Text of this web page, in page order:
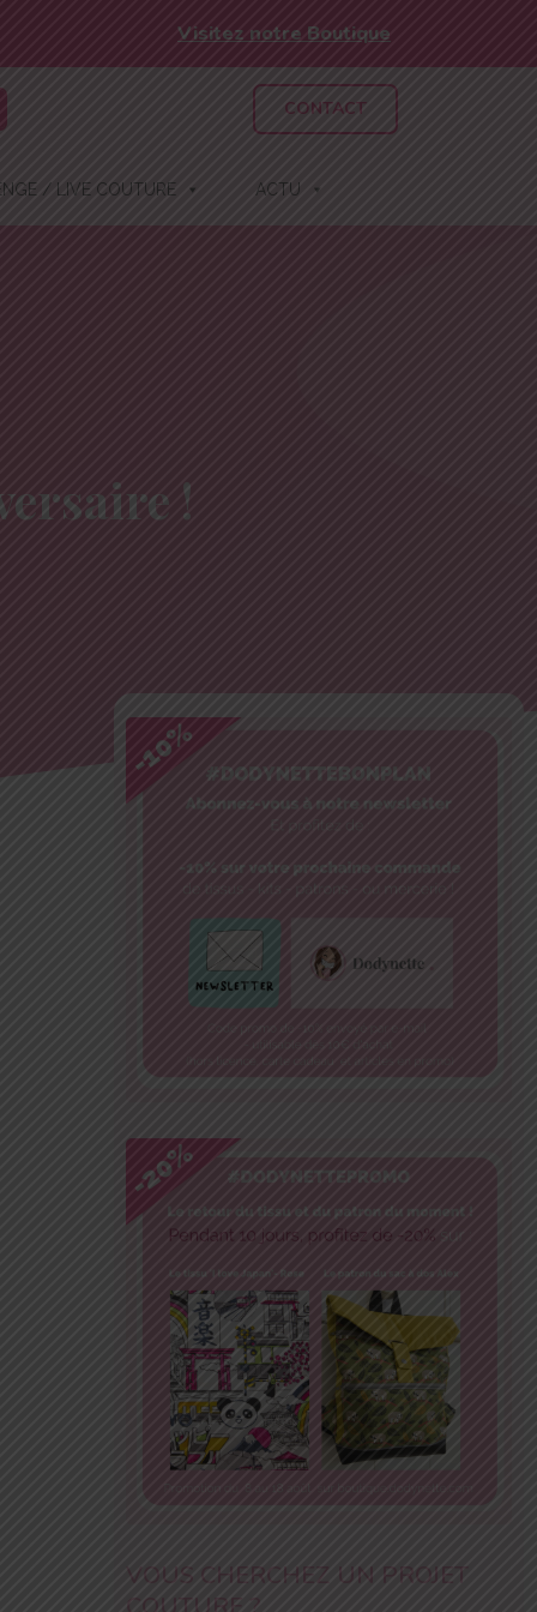
Visitez notre Boutique
CONTACT
/ LIVE COUTURE ACTU
!
VOUS CHERCHEZ UN PROJET